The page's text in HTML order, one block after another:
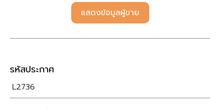
แสดงข้อมูลผู้ขาย
รหัสประกาศ
L2736